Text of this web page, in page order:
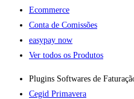
Ecommerce
Conta de Comissões
easypay now
Ver todos os Produtos
Plugins Softwares de
Cegid Primavera